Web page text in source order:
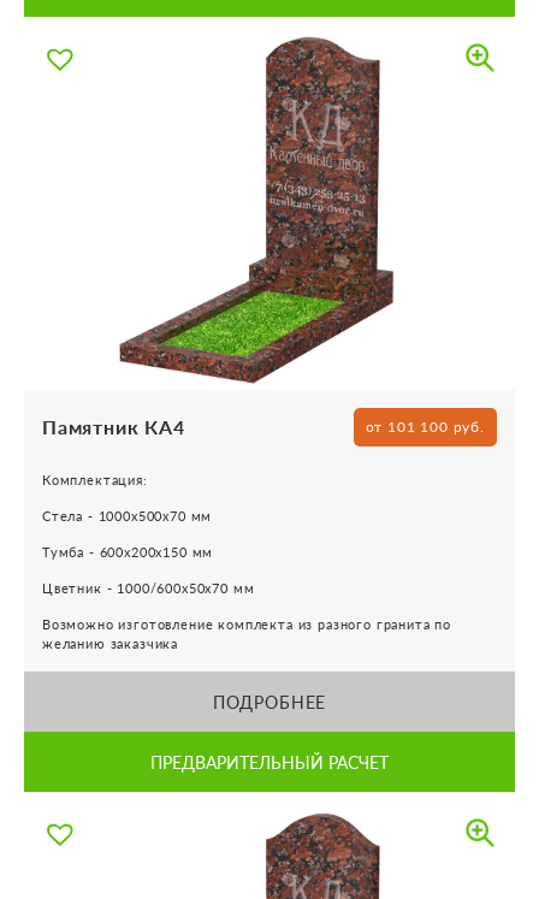
Памятник КА4 от 101 100 руб.
Комплектация:
Стела - 1000х500х70 мм
Тумба - 600х200х150 мм
Цветник - 1000/600х50х70 мм
Возможно изготовление комплекта из разного гранита по
желанию заказчика
ПОДРОБНЕЕ
ПРЕДВАРИТЕЛЬНЫЙ РАСЧЕТ